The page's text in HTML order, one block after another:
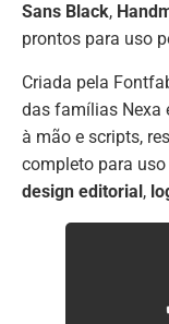
Sans Black,
prontos para uso
Criada pela
das famílias Nexa
à mão e scripts,
completo para uso
design editorial,